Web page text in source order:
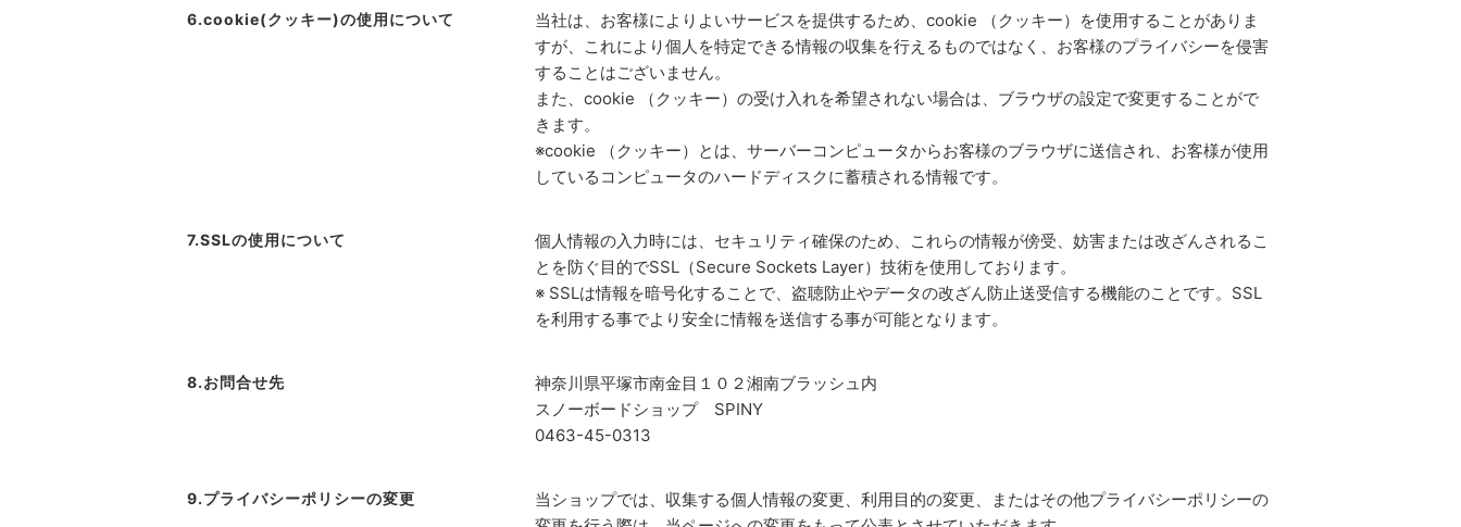
6.cookie(クッキー)の使用について
当社は、お客様によりよいサービスを提供するため、cookie （クッキー）を使用することがありま
すが、これにより個人を特定できる情報の収集を行えるものではなく、お客様のプライバシーを侵害
することはございません。
また、cookie （クッキー）の受け入れを希望されない場合は、ブラウザの設定で変更することがで
きます。
※cookie （クッキー）とは、サーバーコンピュータからお客様のブラウザに送信され、お客様が使用
しているコンピュータのハードディスクに蓄積される情報です。
7.SSLの使用について
個人情報の入力時には、セキュリティ確保のため、これらの情報が傍受、妨害または改ざんされるこ
とを防ぐ目的でSSL（Secure Sockets Layer）技術を使用しております。
※ SSLは情報を暗号化することで、盗聴防止やデータの改ざん防止送受信する機能のことです。SSL
を利用する事でより安全に情報を送信する事が可能となります。
8.お問合せ先
神奈川県平塚市南金目１０２湘南ブラッシュ内
スノーボードショップ SPINY
0463-45-0313
9.プライバシーポリシーの変更
当ショップでは、収集する個人情報の変更、利用目的の変更、またはその他プライバシーポリシーの